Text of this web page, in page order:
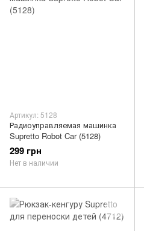
Артикул: 5128
Радиоуправляемая машинка
Supretto Robot Car (5128)
299 грн
Нет в наличии